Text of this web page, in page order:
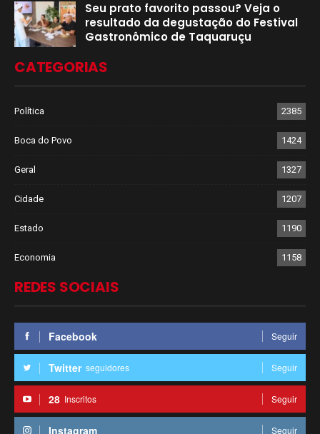
Seu prato favorito passou? Veja o
resultado da degustação do Festival
Gastronômico de Taquaruçu
CATEGORIAS
Política 2385
Boca do Povo 1424
Geral 1327
Cidade 1207
Estado 1190
Economia 1158
REDES SOCIAIS
Facebook Seguir
Twitter seguidores Seguir
28 Inscritos Seguir
Instagram Seguir